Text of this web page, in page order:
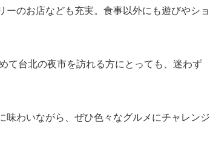
のお店なども充実。食事以外にも遊びやショ
て台北の夜市を訪れる方にとっても、迷わず
わいながら、ぜひ色々なグルメにチャレンジ